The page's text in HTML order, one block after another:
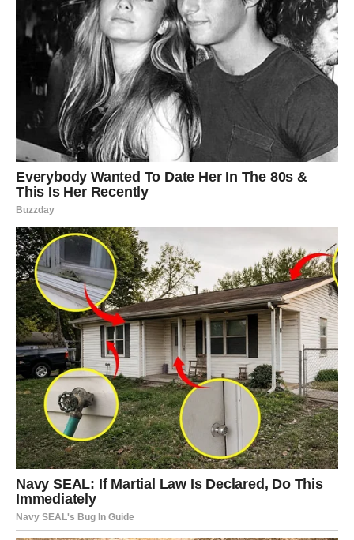
Romantika za Ribe sada znači balans – davanje i primanje
u istoj meri.
Poruka za Ribe:Ne sumnjaj u ono što osećaš – tvoja
intuicija je tvoja snaga.